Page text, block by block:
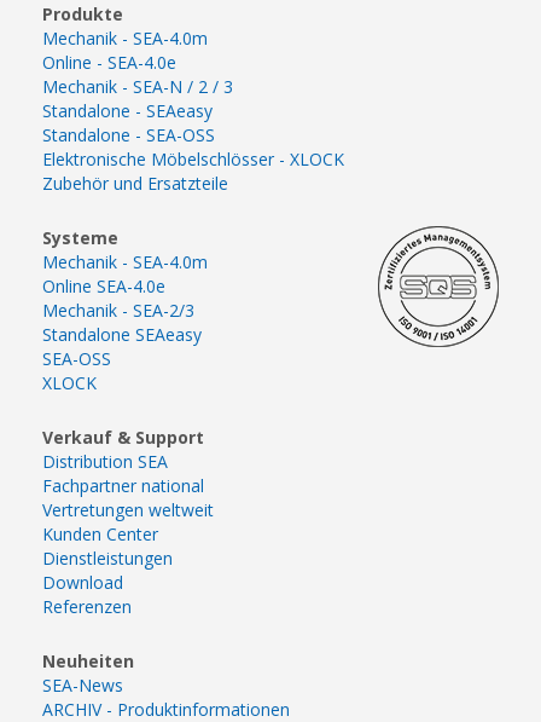
Produkte
Mechanik - SEA-4.0m
Online - SEA-4.0e
Mechanik - SEA-N / 2 / 3
Standalone - SEAeasy
Standalone - SEA-OSS
Elektronische Möbelschlösser - XLOCK
Zubehör und Ersatzteile
Systeme
Mechanik - SEA-4.0m
Online SEA-4.0e
Mechanik - SEA-2/3
Standalone SEAeasy
SEA-OSS
XLOCK
Verkauf & Support
Distribution SEA
Fachpartner national
Vertretungen weltweit
Kunden Center
Dienstleistungen
Download
Referenzen
Neuheiten
SEA-News
ARCHIV - Produktinformationen